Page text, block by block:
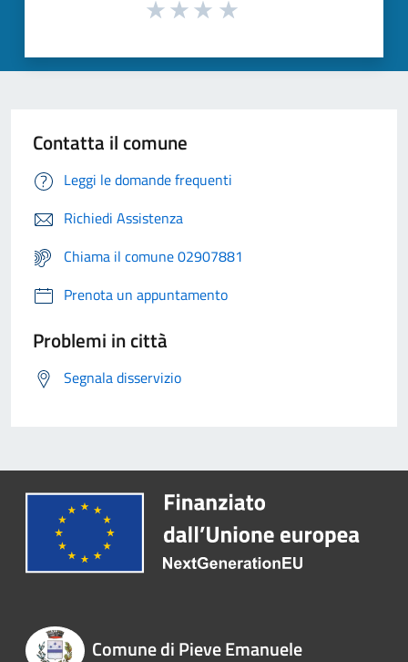
Contatta il comune
Leggi le domande frequenti
Richiedi Assistenza
Chiama il comune 02907881
Prenota un appuntamento
Problemi in città
Segnala disservizio
Comune di Pieve Emanuele